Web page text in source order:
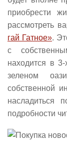
приобрести
рассмотреть
гай Гатное».
с
находится в
зеленом
собственной
насладиться
подробности